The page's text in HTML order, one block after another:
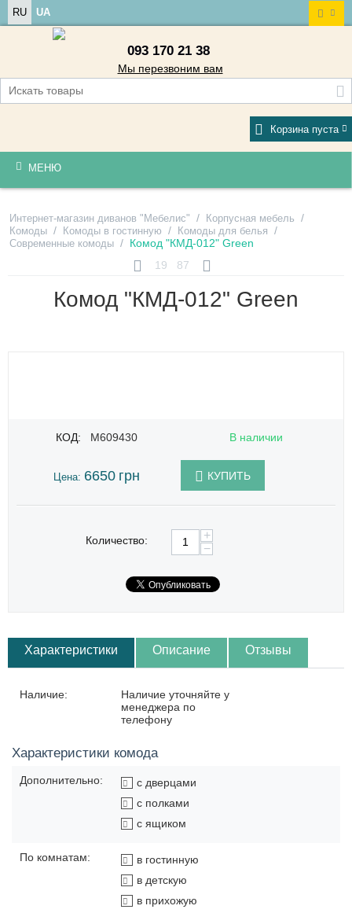
RU UA
093 170 21 38
Мы перезвоним вам
Корзина пуста
МЕНЮ
Интернет-магазин диванов "Мебелис" / Корпусная мебель /
Комоды / Комоды в гостинную / Комоды для белья /
Современные комоды / Комод "КМД-012" Green
19
87
Комод "КМД-012" Green
КОД: M609430 В наличии
Цена: 6650 грн КУПИТЬ
Количество:
+
−
Характеристики Описание Отзывы
Наличие:
Наличие уточняйте у
менеджера по
телефону
Характеристики комода
Дополнительно:
с дверцами
с полками
с ящиком
По комнатам:
в гостинную
в детскую
в прихожую